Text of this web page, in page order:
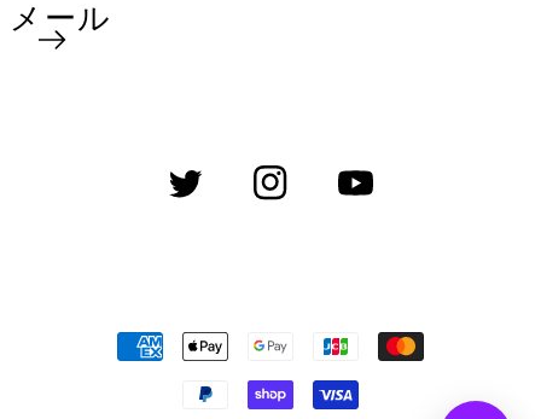
メール
Twitter InstagramYouTube